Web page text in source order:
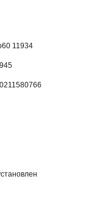
11934